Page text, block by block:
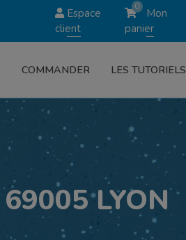
Espace
client
0
Mon
panier
COMMANDER LES TUTORIELS
LYON